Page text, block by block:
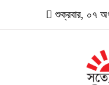
শুক্রবার, ০৭